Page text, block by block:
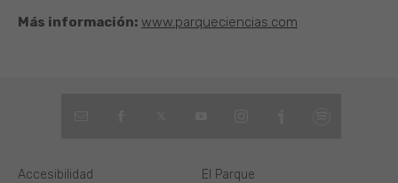
Más información: www.parqueciencias.com
El Parque
Accesibilidad